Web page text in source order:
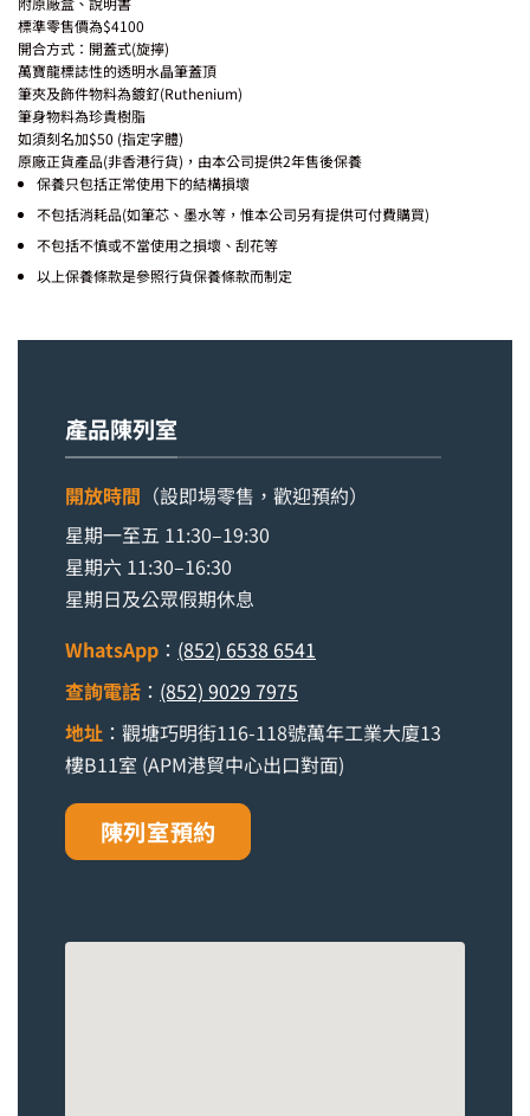
標準零售價為$4100
開合方式：開蓋式(旋擰)
萬寶龍標誌性的透明水晶筆蓋頂
筆夾及飾件物料為鍍釕(Ruthenium)
筆身物料為珍貴樹脂
如須刻名加$50 (指定字體)
原廠正貨產品(非香港行貨)，由本公司提供2年售後保養
保養只包括正常使用下的結構損壞
不包括消耗品(如筆芯、墨水等，惟本公司另有提供可付費購買)
不包括不慎或不當使用之損壞、刮花等
以上保養條款是參照行貨保養條款而制定
產品陳列室
開放時間 （設即場零售，歡迎預約）
星期一至五 11:30–19:30
星期六 11:30–16:30
星期日及公眾假期休息
WhatsApp ： (852) 6538 6541
查詢電話 ： (852) 9029 7975
地址 ：觀塘巧明街116-118號萬年工業大廈13
樓B11室 (APM港貿中心出口對面)
陳列室預約